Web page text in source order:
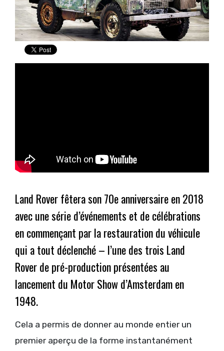
Land Rover fêtera son 70e anniversaire en 2018
avec une série d’événements et de célébrations
en commençant par la restauration du véhicule
qui a tout déclenché – l’une des trois Land
Rover de pré-production présentées au
lancement du Motor Show d’Amsterdam en
1948.
Cela a permis de donner au monde entier un
premier aperçu de la forme instantanément